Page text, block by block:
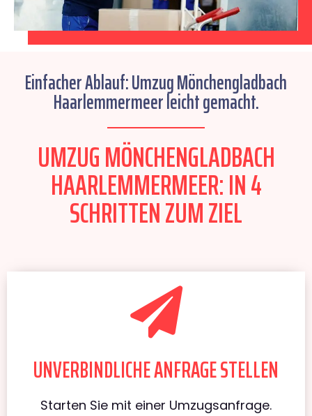
Einfacher Ablauf: Umzug Mönchengladbach
Haarlemmermeer leicht gemacht.
UMZUG MÖNCHENGLADBACH
HAARLEMMERMEER: IN 4
SCHRITTEN ZUM ZIEL
UNVERBINDLICHE ANFRAGE STELLEN
Starten Sie mit einer Umzugsanfrage.